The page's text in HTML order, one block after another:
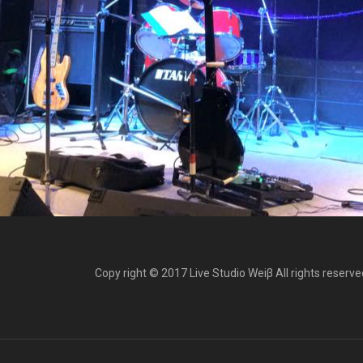
Copy right © 2017 Live Studio Weiβ All rights